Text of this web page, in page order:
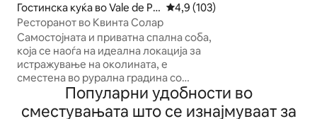
Гостинска куќа во Vale de Pr
azeres
Просечна оцена: 4,9 од 5,
4,9 (103)
Ресторанот во Квинта Солар
Самостојната и приватна спална соба,
која се наоѓа на идеална локација за
истражување на околината, е
сместена во рурална градина со
маслинови дрвја, мандарини, бадеми,
грозје и смокви, опкружена со
Популарни удобности во
сместувањата што се изнајмуваат за